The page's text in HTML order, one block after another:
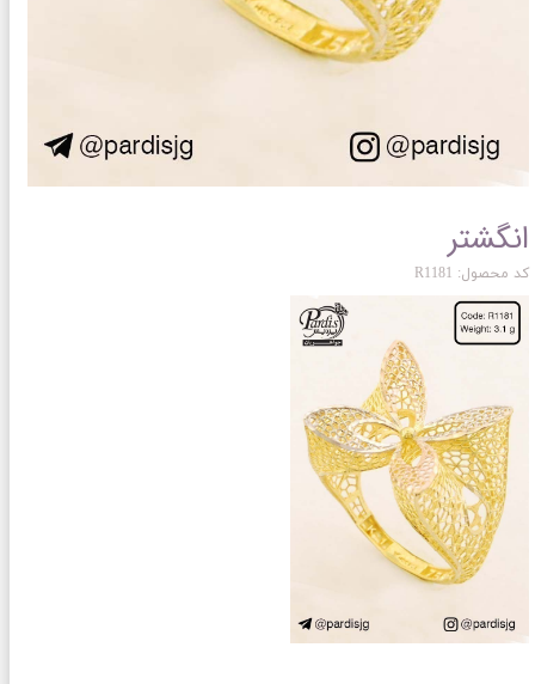
انگشتر
کد محصول: R1181